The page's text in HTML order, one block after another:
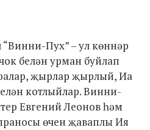
“Винни-Пух” – ул көннәр
белән урман буйлап
җырлар җырлый, Иа
котлыйлар. Винни-
Евгений Леонов һәм
өчен җаваплы Ия